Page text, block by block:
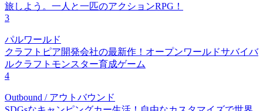
旅しよう。一人と一匹のアクションRPG！
3
パルワールド
クラフトピア開発会社の最新作！オープンワールドサバイバ
ルクラフトモンスター育成ゲーム
4
Outbound / アウトバウンド